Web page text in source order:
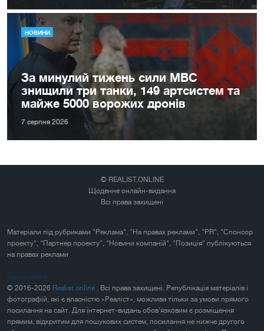
НОВИНИ
За минулий тижень сили МВС
знищили три танки, 149 артсистем та
майже 5000 ворожих дронів
7 серпня 2026
© REALIST.ONLINE
Щоденне онлайн-видання
Всі права захищені
Матеріали під рубриками "Реклама", "На правах реклами", "PR", "Спонсор
проекту", "Партнер проекту", "Новини компаній", "Позиція" публікуються
на правах реклами
Карта сайта
© 2016-2026 Realist.online . Всі права захищені. Републікація матеріалів і
фотографій, які є власністю «Реаліст», можлива тільки за умови прямого
посилання на сайт. Для інтернет-видань обов'язковим є розміщення
прямим, відкритим для пошукових систем, посилання не нижче другого